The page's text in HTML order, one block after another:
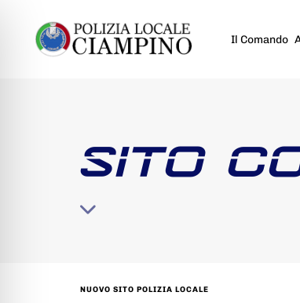
Il Comando
SITO
NUOVO SITO POLIZIA LOCALE